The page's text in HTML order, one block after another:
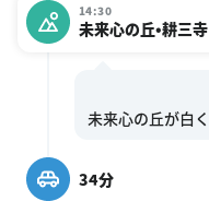
14:30
未来心の丘•耕三寺
34分